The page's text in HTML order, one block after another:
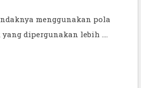
menggunakan pola
dipergunakan lebih ....